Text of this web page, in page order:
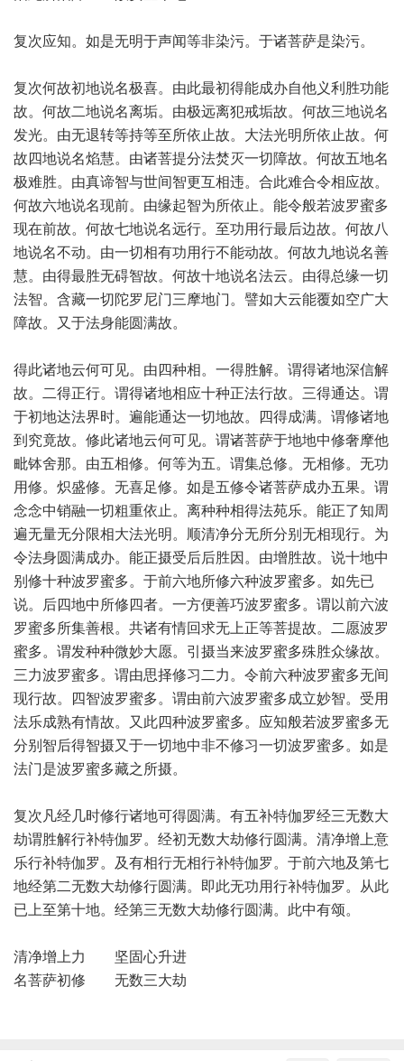
复次应知。如是无明于声闻等非染污。于诸菩萨是染污。
复次何故初地说名极喜。由此最初得能成办自他义利胜功能
故。何故二地说名离垢。由极远离犯戒垢故。何故三地说名
发光。由无退转等持等至所依止故。大法光明所依止故。何
故四地说名焰慧。由诸菩提分法焚灭一切障故。何故五地名
极难胜。由真谛智与世间智更互相违。合此难合令相应故。
何故六地说名现前。由缘起智为所依止。能令般若波罗蜜多
现在前故。何故七地说名远行。至功用行最后边故。何故八
地说名不动。由一切相有功用行不能动故。何故九地说名善
慧。由得最胜无碍智故。何故十地说名法云。由得总缘一切
法智。含藏一切陀罗尼门三摩地门。譬如大云能覆如空广大
障故。又于法身能圆满故。
得此诸地云何可见。由四种相。一得胜解。谓得诸地深信解
故。二得正行。谓得诸地相应十种正法行故。三得通达。谓
于初地达法界时。遍能通达一切地故。四得成满。谓修诸地
到究竟故。修此诸地云何可见。谓诸菩萨于地地中修奢摩他
毗钵舍那。由五相修。何等为五。谓集总修。无相修。无功
用修。炽盛修。无喜足修。如是五修令诸菩萨成办五果。谓
念念中销融一切粗重依止。离种种相得法苑乐。能正了知周
遍无量无分限相大法光明。顺清净分无所分别无相现行。为
令法身圆满成办。能正摄受后后胜因。由增胜故。说十地中
别修十种波罗蜜多。于前六地所修六种波罗蜜多。如先已
说。后四地中所修四者。一方便善巧波罗蜜多。谓以前六波
罗蜜多所集善根。共诸有情回求无上正等菩提故。二愿波罗
蜜多。谓发种种微妙大愿。引摄当来波罗蜜多殊胜众缘故。
三力波罗蜜多。谓由思择修习二力。令前六种波罗蜜多无间
现行故。四智波罗蜜多。谓由前六波罗蜜多成立妙智。受用
法乐成熟有情故。又此四种波罗蜜多。应知般若波罗蜜多无
分别智后得智摄又于一切地中非不修习一切波罗蜜多。如是
法门是波罗蜜多藏之所摄。
复次凡经几时修行诸地可得圆满。有五补特伽罗经三无数大
劫谓胜解行补特伽罗。经初无数大劫修行圆满。清净增上意
乐行补特伽罗。及有相行无相行补特伽罗。于前六地及第七
地经第二无数大劫修行圆满。即此无功用行补特伽罗。从此
已上至第十地。经第三无数大劫修行圆满。此中有颂。
清净增上力 坚固心升进
名菩萨初修 无数三大劫